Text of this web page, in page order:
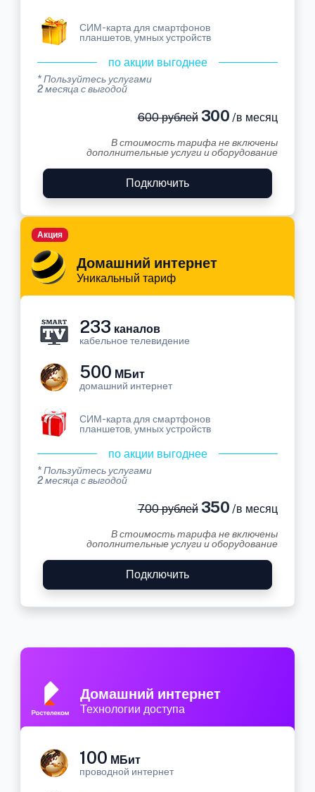
СИМ-карта для смартфонов
планшетов, умных устройств
по акции выгоднее
* Пользуйтесь услугами
2 месяца с выгодой
600 рублей300 /в месяц
В стоимость тарифа не включены
дополнительные услуги и оборудование
Подключить
Домашний интернет
Уникальный тариф
Акция
233 каналов
кабельное телевидение
500 МБит
домашний интернет
СИМ-карта для смартфонов
планшетов, умных устройств
по акции выгоднее
* Пользуйтесь услугами
2 месяца с выгодой
700 рублей350 /в месяц
В стоимость тарифа не включены
дополнительные услуги и оборудование
Подключить
Домашний интернет
Технологии доступа
100 МБит
проводной интернет